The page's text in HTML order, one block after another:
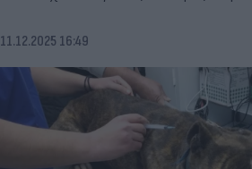
11.12.2025 16:49